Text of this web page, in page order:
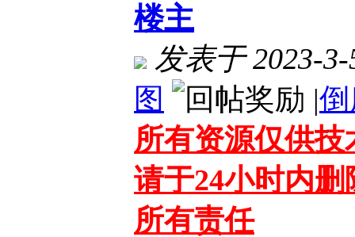
楼主
发表于 2023-
图
|
所有资源仅供
请于24小时内
所有责任